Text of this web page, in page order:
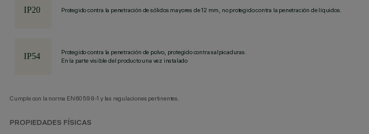
Protegido contra la penetración de sólidos mayores de 12 mm, no protegido contra la penetración de líquidos.
Protegido contra la penetración de polvo, protegido contra salpicaduras.
En la parte visible del producto una vez instalado
Cumple con la norma EN60598-1 y las regulaciones pertinentes.
PROPIEDADES FÍSICAS